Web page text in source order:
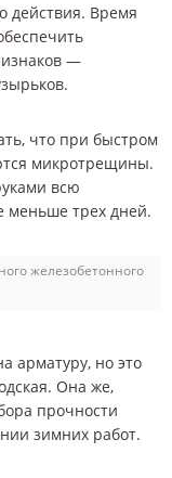
действия. Время
—
что при быстром
микротрещины.
всю
меньше трех дней.
железобетонного
арматуру, но это
Она же,
прочности
зимних работ.